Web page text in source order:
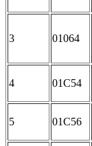
3 01064
4 01C54
5 01C56